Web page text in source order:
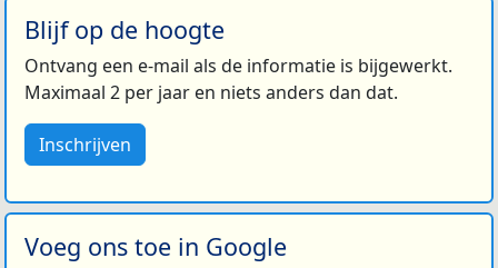
Blijf op de hoogte
Ontvang een e-mail als de informatie is bijgewerkt.
Maximaal 2 per jaar en niets anders dan dat.
Inschrijven
Voeg ons toe in Google